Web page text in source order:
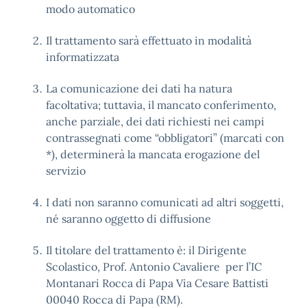
modo automatico
Il trattamento sarà effettuato in modalità
informatizzata
La comunicazione dei dati ha natura
facoltativa; tuttavia, il mancato conferimento,
anche parziale, dei dati richiesti nei campi
contrassegnati come “obbligatori” (marcati con
*), determinerà la mancata erogazione del
servizio
I dati non saranno comunicati ad altri soggetti,
né saranno oggetto di diffusione
Il titolare del trattamento è: il Dirigente
Scolastico, Prof. Antonio Cavaliere per l’IC
Montanari Rocca di Papa Via Cesare Battisti
00040 Rocca di Papa (RM).